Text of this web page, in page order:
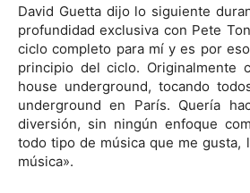
David Guetta dijo lo siguiente
profundidad exclusiva con Pete
ciclo completo para mí y es por
principio del ciclo. Originalmente
house underground, tocando
underground en París. Quería
diversión, sin ningún enfoque
todo tipo de música que me gusta,
música».